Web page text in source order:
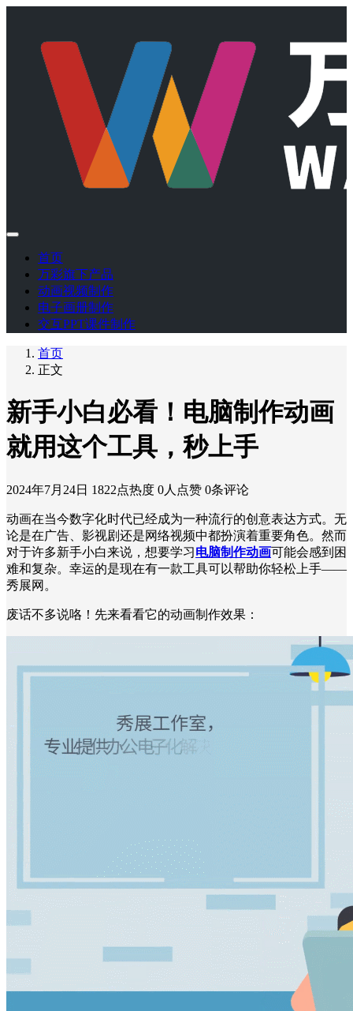
首页
万彩旗下产品
动画视频制作
电子画册制作
交互PPT课件制作
首页
正文
新手小白必看！电脑制作动画
就用这个工具，秒上手
2024年7月24日 1822点热度 0人点赞 0条评论
动画在当今数字化时代已经成为一种流行的创意表达方式。无
论是在广告、影视剧还是网络视频中都扮演着重要角色。然而
对于许多新手小白来说，想要学习电脑制作动画可能会感到困
难和复杂。幸运的是现在有一款工具可以帮助你轻松上手——
秀展网。
废话不多说咯！先来看看它的动画制作效果：